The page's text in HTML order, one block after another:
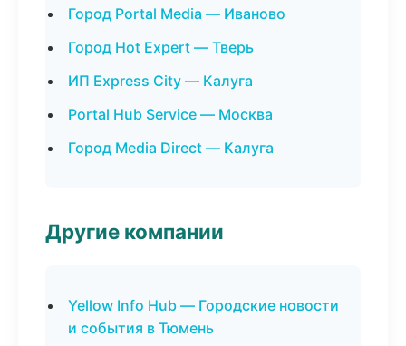
Город Portal Media — Иваново
Город Hot Expert — Тверь
ИП Express City — Калуга
Portal Hub Service — Москва
Город Media Direct — Калуга
Другие компании
Yellow Info Hub — Городские новости
и события в Тюмень